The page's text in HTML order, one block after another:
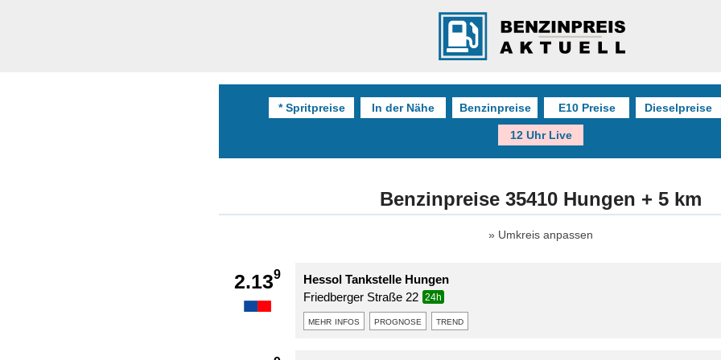
* Spritpreise In der Nähe Benzinpreise E10 Preise Dieselpreise
12 Uhr Live
Benzinpreise 35410 Hungen + 5 km
Umkreis anpassen
2.139
Hessol Tankstelle Hungen
Friedberger Straße 22
24h
mehr infos prognose trend